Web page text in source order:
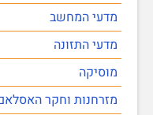
מדעי המחשב
מדעי התזונה
מוסיקה
מזרחנות וחקר